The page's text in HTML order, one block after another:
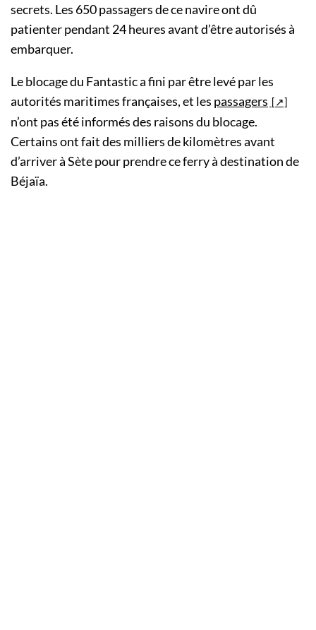
secrets. Les 650 passagers de ce navire ont dû
patienter pendant 24 heures avant d’être autorisés à
embarquer.
Le blocage du Fantastic a fini par être levé par les
autorités maritimes françaises, et les passagers
n’ont pas été informés des raisons du blocage.
Certains ont fait des milliers de kilomètres avant
d’arriver à Sète pour prendre ce ferry à destination de
Béjaïa.